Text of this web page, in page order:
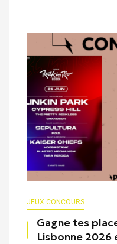
JEUX CONCOURS
Gagne tes
Lisbonne 2026